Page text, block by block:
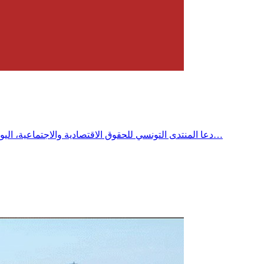
دعا المنتدى التونسي للحقوق الاقتصادية والاجتماعية، اليوم الثلاثاء إلى فتح تحقيق عاجل وشفاف في أسباب الانقطاعات المتكررة للكهرباء والماء بمختلف الجهات، محذراً من تحولها إلى أزمة حقوقية…